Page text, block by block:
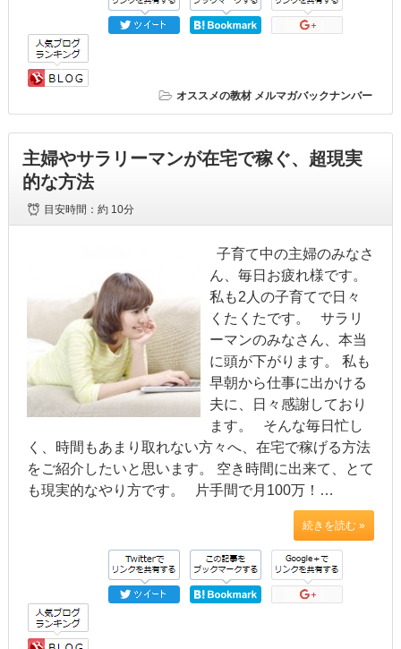
オススメの教材 メルマガバックナンバー
主婦やサラリーマンが在宅で稼ぐ、超現実
的な方法
目安時間：約 10分
子育て中の主婦のみなさ
ん、毎日お疲れ様です。
私も2人の子育てで日々
くたくたです。 サラリ
ーマンのみなさん、本当
に頭が下がります。 私も
早朝から仕事に出かける
夫に、日々感謝しており
ます。 そんな毎日忙し
く、時間もあまり取れない方々へ、在宅で稼げる方法
をご紹介したいと思います。 空き時間に出来て、とて
も現実的なやり方です。 片手間で月100万！…
続きを読む »